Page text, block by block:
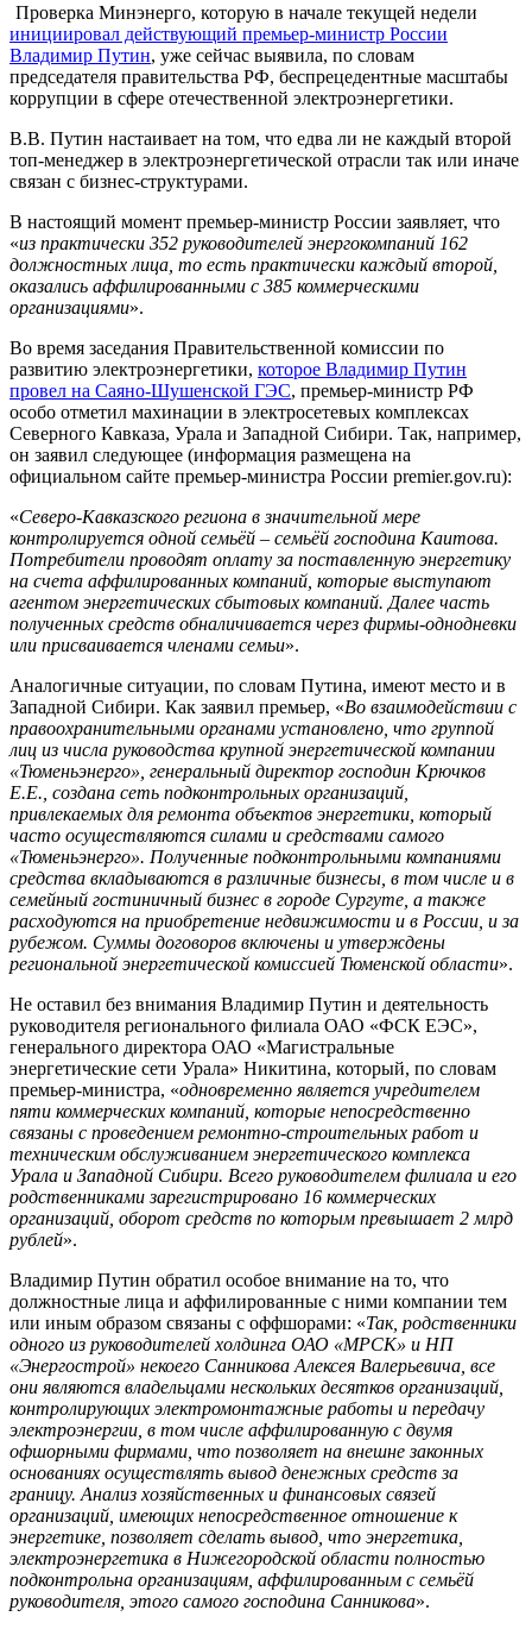
Проверка Минэнерго, которую в начале текущей недели
инициировал действующий премьер-министр России
Владимир Путин, уже сейчас выявила, по словам
председателя правительства РФ, беспрецедентные масштабы
коррупции в сфере отечественной электроэнергетики.
В.В. Путин настаивает на том, что едва ли не каждый второй
топ-менеджер в электроэнергетической отрасли так или иначе
связан с бизнес-структурами.
В настоящий момент премьер-министр России заявляет, что
«из практически 352 руководителей энергокомпаний 162
должностных лица, то есть практически каждый второй,
оказались аффилированными с 385 коммерческими
организациями».
Во время заседания Правительственной комиссии по
развитию электроэнергетики, которое Владимир Путин
провел на Саяно-Шушенской ГЭС, премьер-министр РФ
особо отметил махинации в электросетевых комплексах
Северного Кавказа, Урала и Западной Сибири. Так, например,
он заявил следующее (информация размещена на
официальном сайте премьер-министра России premier.gov.ru):
«Северо-Кавказского региона в значительной мере
контролируется одной семьёй – семьёй господина Каитова.
Потребители проводят оплату за поставленную энергетику
на счета аффилированных компаний, которые выступают
агентом энергетических сбытовых компаний. Далее часть
полученных средств обналичивается через фирмы-однодневки
или присваивается членами семьи».
Аналогичные ситуации, по словам Путина, имеют место и в
Западной Сибири. Как заявил премьер, «Во взаимодействии с
правоохранительными органами установлено, что группой
лиц из числа руководства крупной энергетической компании
«Тюменьэнерго», генеральный директор господин Крючков
Е.Е., создана сеть подконтрольных организаций,
привлекаемых для ремонта объектов энергетики, который
часто осуществляются силами и средствами самого
«Тюменьэнерго». Полученные подконтрольными компаниями
средства вкладываются в различные бизнесы, в том числе и в
семейный гостиничный бизнес в городе Сургуте, а также
расходуются на приобретение недвижимости и в России, и за
рубежом. Суммы договоров включены и утверждены
региональной энергетической комиссией Тюменской области».
Не оставил без внимания Владимир Путин и деятельность
руководителя регионального филиала ОАО «ФСК ЕЭС»,
генерального директора ОАО «Магистральные
энергетические сети Урала» Никитина, который, по словам
премьер-министра, «одновременно является учредителем
пяти коммерческих компаний, которые непосредственно
связаны с проведением ремонтно-строительных работ и
техническим обслуживанием энергетического комплекса
Урала и Западной Сибири. Всего руководителем филиала и его
родственниками зарегистрировано 16 коммерческих
организаций, оборот средств по которым превышает 2 млрд
рублей».
Владимир Путин обратил особое внимание на то, что
должностные лица и аффилированные с ними компании тем
или иным образом связаны с оффшорами: «Так, родственники
одного из руководителей холдинга ОАО «МРСК» и НП
«Энергострой» некоего Санникова Алексея Валерьевича, все
они являются владельцами нескольких десятков организаций,
контролирующих электромонтажные работы и передачу
электроэнергии, в том числе аффилированную с двумя
офшорными фирмами, что позволяет на внешне законных
основаниях осуществлять вывод денежных средств за
границу. Анализ хозяйственных и финансовых связей
организаций, имеющих непосредственное отношение к
энергетике, позволяет сделать вывод, что энергетика,
электроэнергетика в Нижегородской области полностью
подконтрольна организациям, аффилированным с семьёй
руководителя, этого самого господина Санникова».